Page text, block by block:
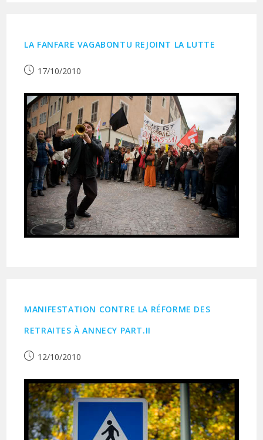
LA FANFARE VAGABONTU REJOINT LA LUTTE
Publication
17/10/2010
MANIFESTATION CONTRE LA RÉFORME DES
RETRAITES À ANNECY PART.II
Publication
12/10/2010